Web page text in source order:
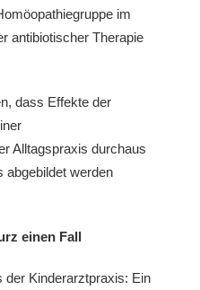
im
antibiotischer Therapie
dass Effekte der
Alltagspraxis durchaus
abgebildet werden
einen Fall
der Kinderarztpraxis: Ein